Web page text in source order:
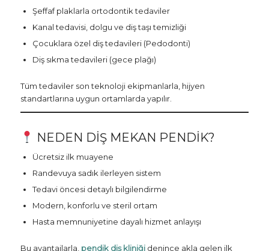
Şeffaf plaklarla ortodontik tedaviler
Kanal tedavisi, dolgu ve diş taşı temizliği
Çocuklara özel diş tedavileri (Pedodonti)
Diş sıkma tedavileri (gece plağı)
Tüm tedaviler son teknoloji ekipmanlarla, hijyen
standartlarına uygun ortamlarda yapılır.
NEDEN DIŞ MEKAN PENDIK?
Ücretsiz ilk muayene
Randevuya sadık ilerleyen sistem
Tedavi öncesi detaylı bilgilendirme
Modern, konforlu ve steril ortam
Hasta memnuniyetine dayalı hizmet anlayışı
Bu avantajlarla, pendik diş kliniğidenince akla gelen ilk